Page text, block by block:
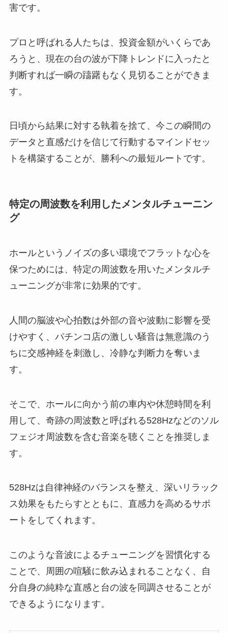
害です。
プロと呼ばれる人たちは、投資金額がいくらであ
ろうと、現在の台の波が下降トレンドに入ったと
判断すれば一瞬の躊躇もなく見切ることができま
す。
日頃から結果に対する執着を捨て、今この瞬間の
データと直感だけを信じて行動するマインドセッ
トを構築することが、勝利への最短ルートです。
特定の周波数を利用したメンタルチューニン
グ
ホールというノイズの多い環境でフラットな心を
保つためには、特定の周波数を用いたメンタルチ
ューニングが非常に効果的です。
人間の脳波や心拍数は外部の音や波動に影響を受
けやすく、パチンコ店の激しい騒音は無意識のう
ちに交感神経を刺激し、冷静な判断力を奪いま
す。
そこで、ホールに向かう前の車内や休憩時間を利
用して、奇跡の周波数と呼ばれる528Hzなどのソル
フェジオ周波数を含む音楽を聴くことを推奨しま
す。
528Hzは自律神経のバランスを整え、深いリラック
ス効果をもたらすとともに、直感力を高めるサポ
ートをしてくれます。
このような音波によるチューニングを習慣化する
ことで、周囲の喧騒に飲み込まれることなく、自
分自身の純粋な直感と台の波を同調させることが
できるようになります。